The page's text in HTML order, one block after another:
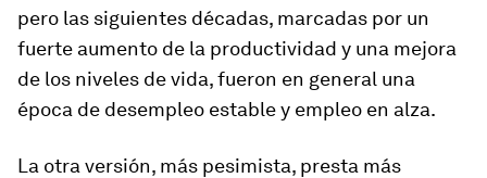
pero las siguientes décadas, marcadas por un
fuerte aumento de la productividad y una mejora
de los niveles de vida, fueron en general una
época de desempleo estable y empleo en alza.
La otra versión, más pesimista, presta más